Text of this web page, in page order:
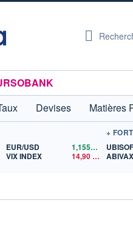
Devises Matières
$US
EUR/USD 1,1559$US
VIX INDEX
14,90
+
ABIVAX